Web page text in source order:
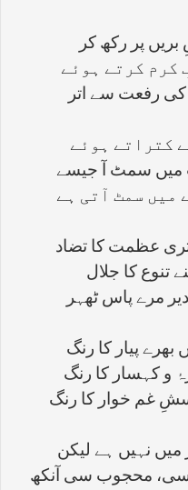
پر رکھ کر
کرم کرتے ہوئے
کی رفعت سے اتر
کتراتے ہوئے
میں سمٹ آ جیسے
میں سمٹ آتی ہے
عظمت کا تضاد
تنوع کا جلال
مرے پاس ٹھہر
بھرے پیار کا رنگ
و کہسار کا رنگ
غم خوار کا رنگ
نہیں ہے لیکن
سی، محجوب سی آنکھ